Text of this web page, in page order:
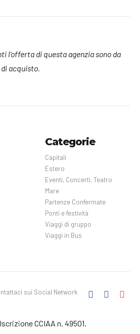
di questa agenzia sono da
acquisto.
Categorie
Capitali
Estero
Eventi, Concerti, Teatro
Mare
Partenze Confermate
Ponti e festività
Viaggi di gruppo
Viaggi in Bus
sui Social Network
CCIAA n. 49501.